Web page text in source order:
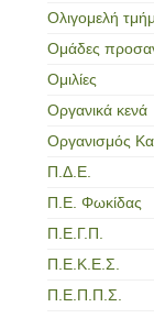
Ολιγομελή
Ομάδες
Ομιλίες
Οργανικά κενά
Οργανισμός
Π.Δ.Ε.
Π.Ε. Φωκίδας
Π.Ε.Γ.Π.
Π.Ε.Κ.Ε.Σ.
Π.Ε.Π.Π.Σ.